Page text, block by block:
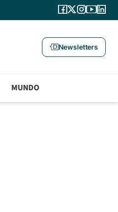
Newsletters
MUNDO